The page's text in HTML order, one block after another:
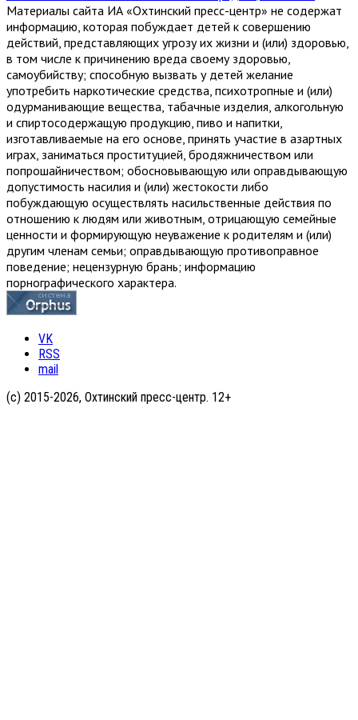
Материалы сайта ИА «Охтинский пресс-центр» не содержат
информацию, которая побуждает детей к совершению
действий, представляющих угрозу их жизни и (или) здоровью,
в том числе к причинению вреда своему здоровью,
самоубийству; способную вызвать у детей желание
употребить наркотические средства, психотропные и (или)
одурманивающие вещества, табачные изделия, алкогольную
и спиртосодержащую продукцию, пиво и напитки,
изготавливаемые на его основе, принять участие в азартных
играх, заниматься проституцией, бродяжничеством или
попрошайничеством; обосновывающую или оправдывающую
допустимость насилия и (или) жестокости либо
побуждающую осуществлять насильственные действия по
отношению к людям или животным, отрицающую семейные
ценности и формирующую неуважение к родителям и (или)
другим членам семьи; оправдывающую противоправное
поведение; нецензурную брань; информацию
порнографического характера.
VK
RSS
mail
(с) 2015-2026, Охтинский пресс-центр. 12+